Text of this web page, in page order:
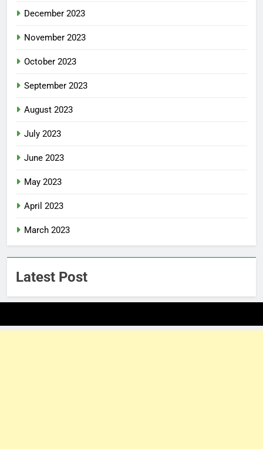
December 2023
November 2023
October 2023
September 2023
August 2023
July 2023
June 2023
May 2023
April 2023
March 2023
Latest Post